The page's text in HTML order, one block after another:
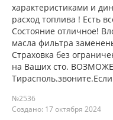
характеристиками и
расход топлива ! Есть
Состояние отличное!
масла фильтра
Страховка без
на Ваших сто.
№2536
Создано: 17 октября 2024